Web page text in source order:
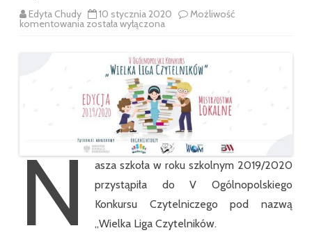
Edyta Chudy 10 stycznia 2020 Możliwość
komentowania V
Ogólnopolski
Czytelników”
została wyłączona
N
asza szkoła w roku szkolnym 2019/2020
przystąpiła do V Ogólnopolskiego
Konkursu Czytelniczego pod nazwą
„Wielka Liga Czytelników.